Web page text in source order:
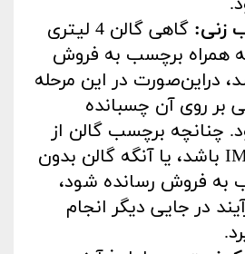
زنی:
گاهی گالن 4 لیتری
همراه برچسب به فروش
در‌این‌صورت در این مرحله
بر روی آن چسبانده
چنانچه برچسب گالن از
باشد، یا آنگه گالن بدون
به فروش رسانده شود،
در جایی دیگر انجام
.